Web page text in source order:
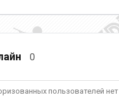
0
пользователей нет